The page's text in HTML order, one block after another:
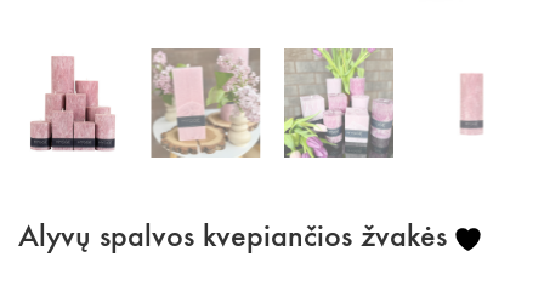
Alyvų spalvos kvepiančios žvakės